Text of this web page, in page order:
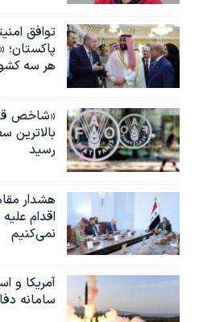
توافق
هر سه
«شاخص
رسید
هشدار
اقدام
نمی‌کنیم
آمریکا و
سامانه